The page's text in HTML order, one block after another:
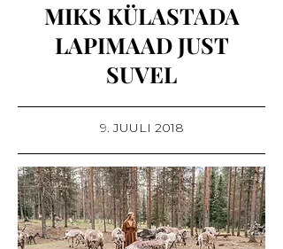
MIKS KÜLASTADA
LAPIMAAD JUST
SUVEL
9. JUULI 2018